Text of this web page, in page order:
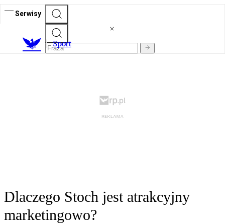
Serwisy
Sport
Dlaczego Stoch jest atrakcyjny
marketingowo?